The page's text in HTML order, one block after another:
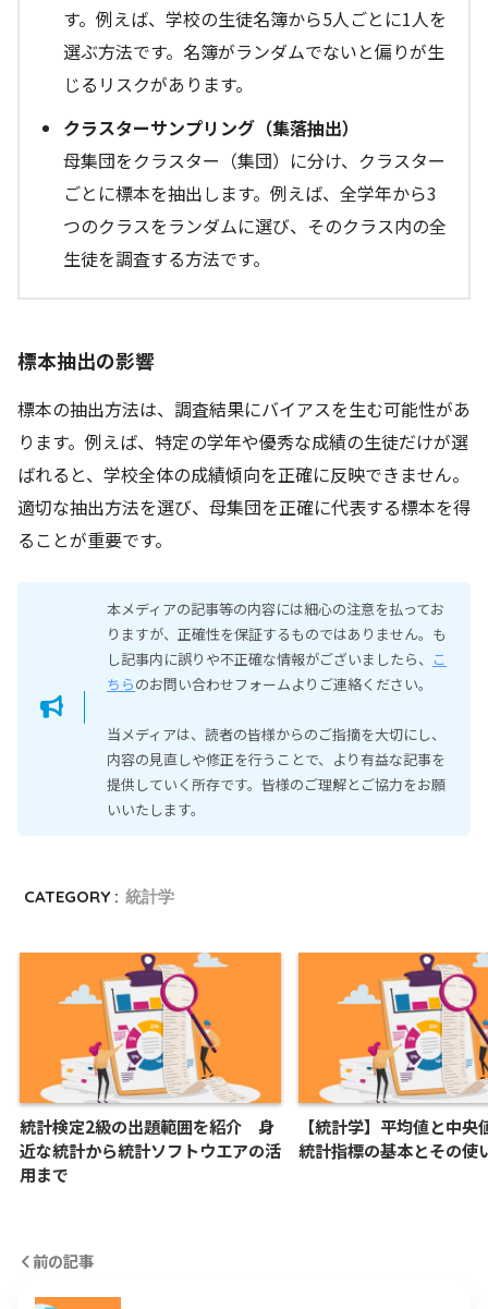
す。例えば、学校の生徒名簿から5人ごとに1人を
選ぶ方法です。名簿がランダムでないと偏りが生
じるリスクがあります。
クラスターサンプリング（集落抽出）
母集団をクラスター（集団）に分け、クラスター
ごとに標本を抽出します。例えば、全学年から3
つのクラスをランダムに選び、そのクラス内の全
生徒を調査する方法です。
標本抽出の影響
標本の抽出方法は、調査結果にバイアスを生む可能性があ
ります。例えば、特定の学年や優秀な成績の生徒だけが選
ばれると、学校全体の成績傾向を正確に反映できません。
適切な抽出方法を選び、母集団を正確に代表する標本を得
ることが重要です。
本メディアの記事等の内容には細心の注意を払ってお
りますが、正確性を保証するものではありません。も
し記事内に誤りや不正確な情報がございましたら、 こ
ちらのお問い合わせフォームよりご連絡ください。
当メディアは、読者の皆様からのご指摘を大切にし、
内容の見直しや修正を行うことで、より有益な記事を
提供していく所存です。皆様のご理解とご協力をお願
いいたします。
CATEGORY : 統計学
統計検定2級の出題範囲を紹介 身
近な統計から統計ソフトウエアの活
用まで
【統計学】平均値と中央
統計指標の基本とその使
前の記事